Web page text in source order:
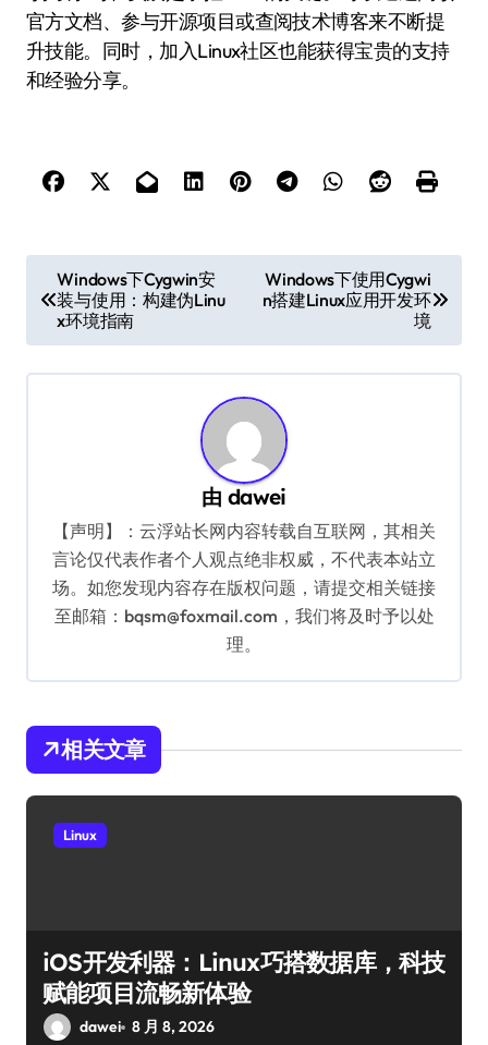
官方文档、参与开源项目或查阅技术博客来不断提
升技能。同时，加入Linux社区也能获得宝贵的支持
和经验分享。
章
导
航
Windows下Cygwin安
装与使用：构建伪Linu
x环境指南
Windows下使用Cygwi
n搭建Linux应用开发环
境
由dawei
【声明】：云浮站长网内容转载自互联网，其相关
言论仅代表作者个人观点绝非权威，不代表本站立
场。如您发现内容存在版权问题，请提交相关链接
至邮箱：bqsm@foxmail.com，我们将及时予以处
理。
相关文章
Linux
iOS开发利器：Linux巧搭数据库，科技
赋能项目流畅新体验
dawei 8 月 8, 2026